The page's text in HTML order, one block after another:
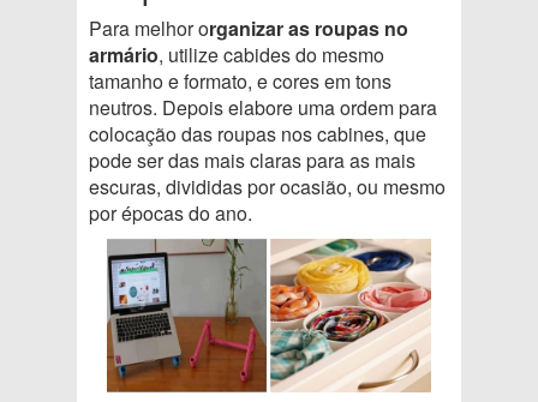
Para melhor organizar as roupas no
armário, utilize cabides do mesmo
tamanho e formato, e cores em tons
neutros. Depois elabore uma ordem para
colocação das roupas nos cabines, que
pode ser das mais claras para as mais
escuras, divididas por ocasião, ou mesmo
por épocas do ano.